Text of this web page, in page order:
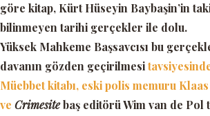
göre kitap, Kürt Hüseyin Baybaşin’in
bilinmeyen tarihi gerçekler ile dolu.
Yüksek Mahkeme Başsavcısı bu
davanın gözden geçirilmesi
Müebbetkitabı, eski polis memuru
ve Crimesitebaş editörü Wim van de Pol